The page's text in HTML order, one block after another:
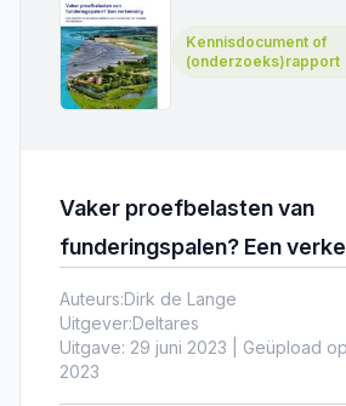
Kennisdocument of
(onderzoeks)rapport
Vaker proefbelasten van
funderingspalen? Een
Auteurs:Dirk de Lange
Uitgever:Deltares
Uitgave: 29 juni 2023 | Geüpload
2023